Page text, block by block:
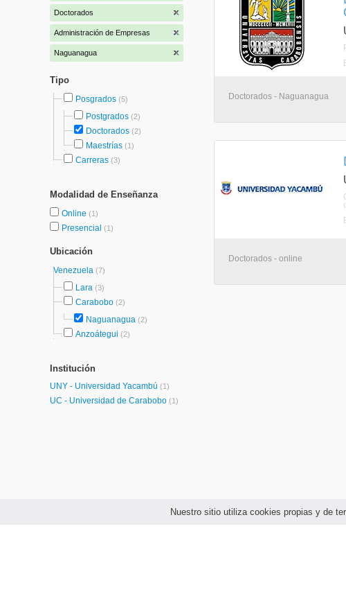
Nuestro sitio utiliza cookies propias y de
Doctorados
Administración de Empresas
Naguanagua
Tipo
Posgrados (5)
Postgrados (2)
Doctorados (2)
Maestrías (1)
Carreras (3)
Modalidad de Enseñanza
Online (1)
Presencial (1)
Ubicación
Venezuela (7)
Lara (3)
Carabobo (2)
Naguanagua (2)
Anzoátegui (2)
Institución
UNY - Universidad Yacambú (1)
UC - Universidad de Carabobo (1)
Doctorados - Naguanagua
Doctorados - online